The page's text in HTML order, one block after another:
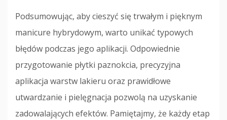
Podsumowując, aby cieszyć się trwałym i pięknym
manicure hybrydowym, warto unikać typowych
błędów podczas jego aplikacji. Odpowiednie
przygotowanie płytki paznokcia, precyzyjna
aplikacja warstw lakieru oraz prawidłowe
utwardzanie i pielęgnacja pozwolą na uzyskanie
zadowalających efektów. Pamiętajmy, że każdy etap